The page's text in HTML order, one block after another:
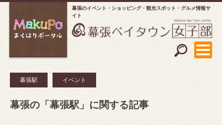
幕張のイベント・ショッピング
観光スポット・グルメ情報サ
イト
幕張駅 イベント
幕張の「幕張駅」に関する記事